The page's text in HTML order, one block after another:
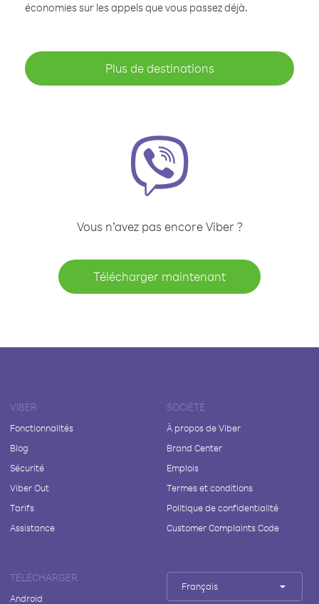
économies sur les appels que vous passez déjà.
Plus de destinations
Vous n’avez pas encore Viber ?
Télécharger maintenant
VIBER
Fonctionnalités
Blog
Sécurité
Viber Out
Tarifs
Assistance
SOCIÉTÉ
À propos de Viber
Brand Center
Emplois
Termes et conditions
Politique de confidentialité
Customer Complaints Code
TÉLÉCHARGER
Android
Français